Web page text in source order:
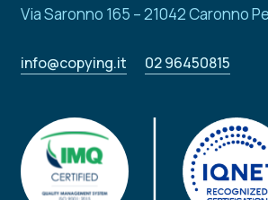
Via Saronno 165 – 21042 Caronno
info@copying.it 02 96450815